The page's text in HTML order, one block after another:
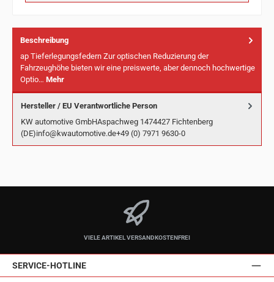
Beschreibung
ap Tieferlegungsfedern Zur optischen Reduzierung der
Fahrzeughöhe bieten wir eine preiswerte, aber dennoch hochwertige
Optio… Mehr
Hersteller / EU Verantwortliche Person
KW automotive GmbHAspachweg 1474427 Fichtenberg
(DE)info@kwautomotive.de+49 (0) 7971 9630-0
VIELE ARTIKEL VERSANDKOSTENFREI
SERVICE-HOTLINE